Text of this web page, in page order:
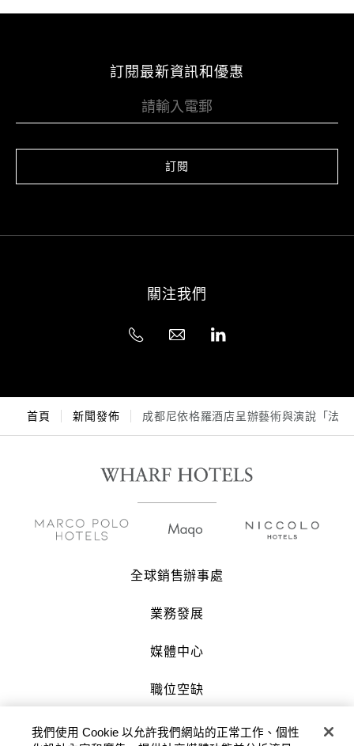
訂閱最新資訊和優惠
訂閱
關注我們
首頁 新聞發佈 成都尼依格羅酒店呈辦藝術與演說「法
全球銷售辦事處
業務發展
媒體中心
職位空缺
聯絡我們
我們使用 Cookie 以允許我們網站的正常工作、個性